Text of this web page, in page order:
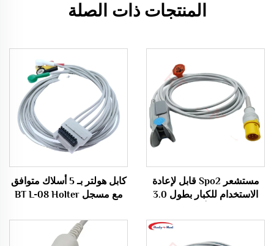
المنتجات ذات الصلة
مستشعر Spo2 قابل لإعادة
الاستخدام للكبار بطول 3.0
مع Contec
كابل هولتر بـ 5 أسلاك متوافق
مع مسجل BT L-08 Holter